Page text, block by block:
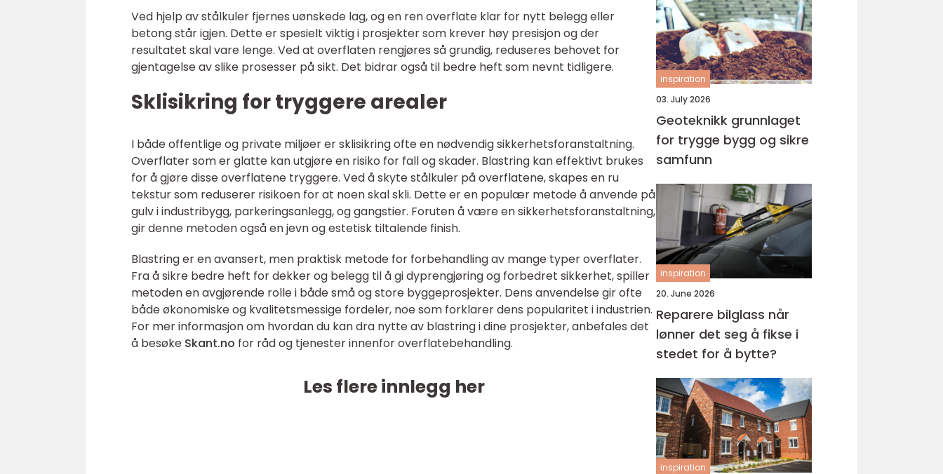
Ved hjelp av stålkuler fjernes uønskede lag, og en ren overflate klar for nytt belegg eller
betong står igjen. Dette er spesielt viktig i prosjekter som krever høy presisjon og der
resultatet skal vare lenge. Ved at overflaten rengjøres så grundig, reduseres behovet for
gjentagelse av slike prosesser på sikt. Det bidrar også til bedre heft som nevnt tidligere.
Sklisikring for tryggere arealer
I både offentlige og private miljøer er sklisikring ofte en nødvendig sikkerhetsforanstaltning.
Overflater som er glatte kan utgjøre en risiko for fall og skader. Blastring kan effektivt brukes
for å gjøre disse overflatene tryggere. Ved å skyte stålkuler på overflatene, skapes en ru
tekstur som reduserer risikoen for at noen skal skli. Dette er en populær metode å anvende på
gulv i industribygg, parkeringsanlegg, og gangstier. Foruten å være en sikkerhetsforanstaltning,
gir denne metoden også en jevn og estetisk tiltalende finish.
Blastring er en avansert, men praktisk metode for forbehandling av mange typer overflater.
Fra å sikre bedre heft for dekker og belegg til å gi dyprengjøring og forbedret sikkerhet, spiller
metoden en avgjørende rolle i både små og store byggeprosjekter. Dens anvendelse gir ofte
både økonomiske og kvalitetsmessige fordeler, noe som forklarer dens popularitet i industrien.
For mer informasjon om hvordan du kan dra nytte av blastring i dine prosjekter, anbefales det
å besøke Skant.no for råd og tjenester innenfor overflatebehandling.
Les flere innlegg her
inspiration
03. July 2026
Geoteknikk grunnlaget
for trygge bygg og sikre
samfunn
inspiration
20. June 2026
Reparere bilglass når
lønner det seg å fikse i
stedet for å bytte?
inspiration